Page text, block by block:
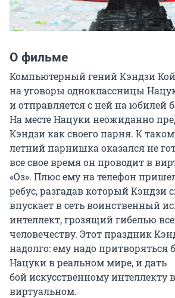
О фильме
Компьютерный гений Кэндзи
на уговоры одноклассницы
и отправляется с ней на юбилей
На месте Нацуки неожиданно
Кэндзи как своего парня. К
летний парнишка оказался не
все свое время он проводит в
«Оз». Плюс ему на телефон
ребус, разгадав который Кэндзи
впускает в сеть воинственный
интеллект, грозящий гибелью
человечеству. Этот праздник
надолго: ему надо притворяться
Нацуки в реальном мире, и дать
бой искусственному интеллекту
виртуальном.